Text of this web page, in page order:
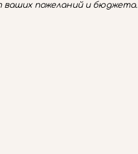
ваших пожеланий и бюджета.